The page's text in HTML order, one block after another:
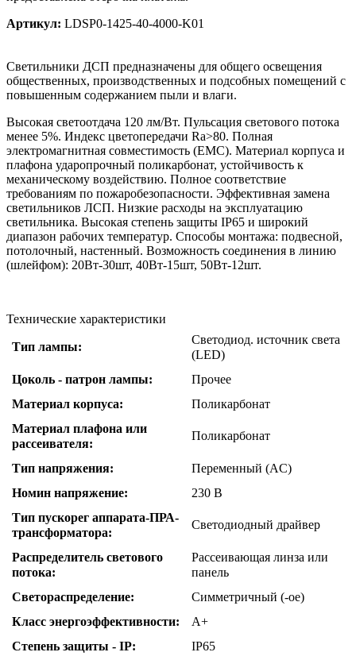
Артикул: LDSP0-1425-40-4000-K01
Светильники ДСП предназначены для общего освещения
общественных, производственных и подсобных помещений с
повышенным содержанием пыли и влаги.
Высокая светоотдача 120 лм/Вт. Пульсация светового потока
менее 5%. Индекс цветопередачи Ra>80. Полная
электромагнитная совместимость (ЕМС). Материал корпуса и
плафона ударопрочный поликарбонат, устойчивость к
механическому воздействию. Полное соответствие
требованиям по пожаробезопасности. Эффективная замена
светильников ЛСП. Низкие расходы на эксплуатацию
светильника. Высокая степень защиты IP65 и широкий
диапазон рабочих температур. Способы монтажа: подвесной,
потолочный, настенный. Возможность соединения в линию
(шлейфом): 20Вт-30шт, 40Вт-15шт, 50Вт-12шт.
Технические характеристики
Тип лампы:
Светодиод. источник света
(LED)
Цоколь - патрон лампы:
Прочее
Материал корпуса:
Поликарбонат
Материал плафона или
рассеивателя:
Поликарбонат
Тип напряжения:
Переменный (AC)
Номин напряжение:
230 В
Тип пускорег аппарата-ПРА-
трансформатора:
Светодиодный драйвер
Распределитель светового
потока:
Рассеивающая линза или
панель
Светораспределение:
Симметричный (-ое)
Класс энергоэффективности:
A+
Степень защиты - IP:
IP65